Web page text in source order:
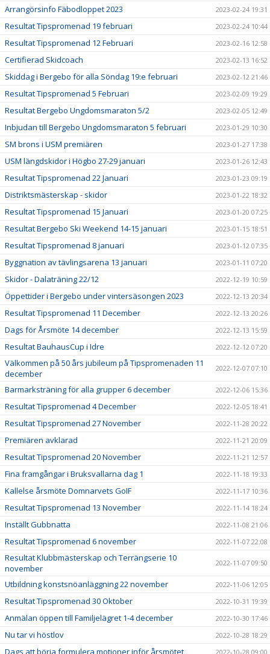
Arrangörsinfo Fäbodloppet 2023 2023-02-24 19:31
Resultat Tipspromenad 19 februari 2023-02-24 10:44
Resultat Tipspromenad 12 Februari 2023-02-16 12:58
Certifierad Skidcoach 2023-02-13 16:52
Skiddag i Bergebo för alla Söndag 19:e februari 2023-02-12 21:46
Resultat Tipspromenad 5 Februari 2023-02-09 19:29
Resultat Bergebo Ungdomsmaraton 5/2 2023-02-05 12:49
Inbjudan till Bergebo Ungdomsmaraton 5 februari 2023-01-29 10:30
SM brons i USM premiären 2023-01-27 17:38
USM längdskidor i Högbo 27-29 januari 2023-01-26 12:43
Resultat Tipspromenad 22 Januari 2023-01-23 09:19
Distriktsmästerskap - skidor 2023-01-22 18:32
Resultat Tipspromenad 15 Januari 2023-01-20 07:25
Resultat Bergebo Ski Weekend 14-15 januari 2023-01-15 18:51
Resultat Tipspromenad 8 januari 2023-01-12 07:35
Byggnation av tävlingsarena 13 januari 2023-01-11 07:20
Skidor - Dalaträning 22/12 2022-12-19 10:59
Öppettider i Bergebo under vintersäsongen 2023 2022-12-13 20:34
Resultat Tipspromenad 11 December 2022-12-13 20:26
Dags för Årsmöte 14 december 2022-12-13 15:59
Resultat BauhausCup i Idre 2022-12-12 07:20
Välkommen på 50 års jubileum på Tipspromenaden 11
december
2022-12-07 07:10
Barmarksträning för alla grupper 6 december 2022-12-06 15:36
Resultat Tipspromenad 4 December 2022-12-05 18:41
Resultat Tipspromenad 27 November 2022-11-28 20:22
Premiären avklarad 2022-11-21 20:09
Resultat Tipspromenad 20 November 2022-11-21 12:57
Fina framgångar i Bruksvallarna dag 1 2022-11-18 19:33
Kallelse årsmöte Domnarvets GoIF 2022-11-17 10:36
Resultat Tipspromenad 13 November 2022-11-14 18:24
Inställt Gubbnatta 2022-11-08 21:06
Resultat Tipspromenad 6 november 2022-11-07 22:08
Resultat Klubbmästerskap och Terrängserie 10
november
2022-11-07 09:50
Utbildning konstsnöanläggning 22 november 2022-11-06 12:05
Resultat Tipspromenad 30 Oktober 2022-10-31 19:39
Anmälan öppen till Familjelägret 1-4 december 2022-10-30 17:46
Nu tar vi höstlov 2022-10-28 18:29
Dags att börja formulera motioner inför årsmötet 2022-10-28 09:00